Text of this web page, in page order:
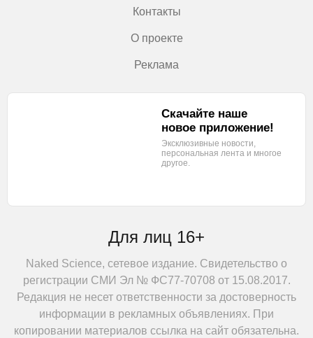
Контакты
О проекте
Реклама
Для лиц 16+
Naked Science, сетевое издание. Свидетельство о
регистрации СМИ Эл № ФС77-70708 от 15.08.2017.
Редакция не несет ответственности за достоверность
информации в рекламных объявлениях. При
копировании материалов ссылка на сайт обязательна.
Скачайте наше
новое приложение!
Эксклюзивные новости,
персональная лента и многое
другое.